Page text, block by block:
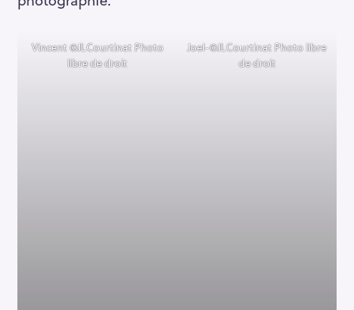
Vincent ©JLCourtinat Photo
libre de droit
Joel-©JLCourtinat Photo libre
de droit